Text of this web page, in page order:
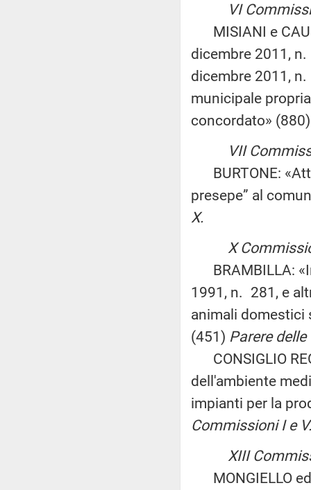
VI
MISIANI e
dicembre 2011,
dicembre 2011,
municipale
concordato»
VII
BURTONE:
presepe” al
X.
X
BRAMBILLA:
1991, n. 281, e
animali domestici
(451) Parere
CONSIGLIO
dell'ambiente
impianti per la
Commissioni I e
XIII
MONGIELLO